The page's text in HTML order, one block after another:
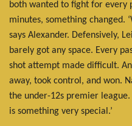
both wanted to fight for every
minutes, something changed.
says Alexander. Defensively,
barely got any space. Every
shot attempt made difficult.
away, took control, and won.
the under-12s premier
is something very special.’